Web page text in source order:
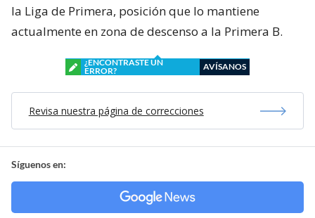
la Liga de Primera, posición que lo mantiene
actualmente en zona de descenso a la Primera B.
¿ENCONTRASTE UN
ERROR?
AVÍSANOS
Revisa nuestra página de correcciones
Síguenos en: